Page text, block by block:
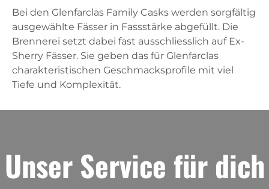
Bei den Glenfarclas Family Casks werden sorgfältig
ausgewählte Fässer in Fassstärke abgefüllt. Die
Brennerei setzt dabei fast ausschliesslich auf Ex-
Sherry Fässer. Sie geben das für Glenfarclas
charakteristischen Geschmacksprofile mit viel
Tiefe und Komplexität.
Unser Service für dich